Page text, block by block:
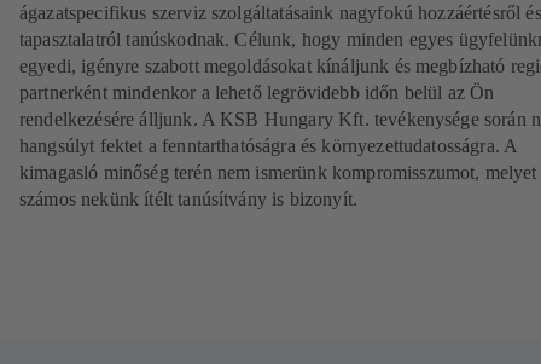
ágazatspecifikus szerviz szolgáltatásaink nagyfokú hozzáértésről és
tapasztalatról tanúskodnak. Célunk, hogy minden egyes
egyedi, igényre szabott megoldásokat kínáljunk és megbízható
partnerként mindenkor a lehető legrövidebb időn belül az Ön
rendelkezésére álljunk. A KSB Hungary Kft. tevékenysége során
hangsúlyt fektet a fenntarthatóságra és környezettudatosságra. A
kimagasló minőség terén nem ismerünk kompromisszumot, melyet
számos nekünk ítélt tanúsítvány is bizonyít.